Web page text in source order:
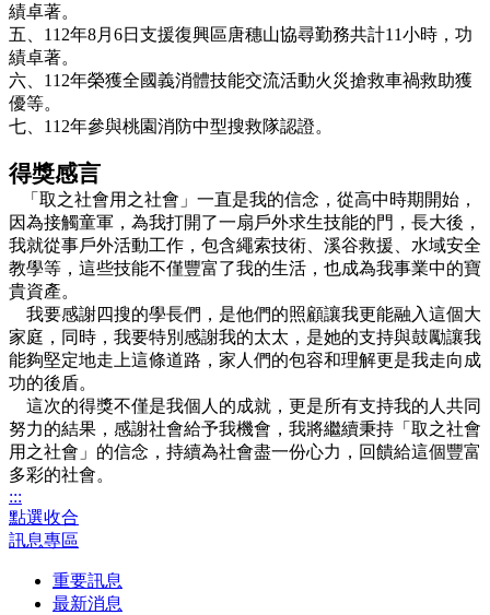
績卓著。
五、112年8月6日支援復興區唐穗山協尋勤務共計11小時，功
績卓著。
六、112年榮獲全國義消體技能交流活動火災搶救車禍救助獲
優等。
七、112年參與桃園消防中型搜救隊認證。
得獎感言
「取之社會用之社會」一直是我的信念，從高中時期開始，
因為接觸童軍，為我打開了一扇戶外求生技能的門，長大後，
我就從事戶外活動工作，包含繩索技術、溪谷救援、水域安全
教學等，這些技能不僅豐富了我的生活，也成為我事業中的寶
貴資產。
我要感謝四搜的學長們，是他們的照顧讓我更能融入這個大
家庭，同時，我要特別感謝我的太太，是她的支持與鼓勵讓我
能夠堅定地走上這條道路，家人們的包容和理解更是我走向成
功的後盾。
這次的得獎不僅是我個人的成就，更是所有支持我的人共同
努力的結果，感謝社會給予我機會，我將繼續秉持「取之社會
用之社會」的信念，持續為社會盡一份心力，回饋給這個豐富
多彩的社會。
:::
點選收合
訊息專區
重要訊息
最新消息